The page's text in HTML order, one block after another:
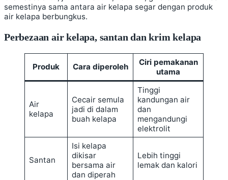
semestinya sama antara air kelapa segar dengan produk
air kelapa berbungkus.
Perbezaan air kelapa, santan dan krim kelapa
Produk Cara diperoleh
Ciri pemakanan
utama
Air
kelapa
Cecair semula
jadi di dalam
buah kelapa
Tinggi
kandungan air
dan
mengandungi
elektrolit
Santan
Isi kelapa
dikisar
bersama air
dan diperah
Lebih tinggi
lemak dan kalori